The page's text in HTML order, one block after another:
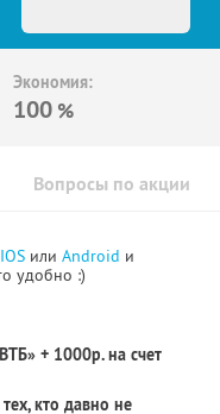
Экономия:
100 %
Вопросы по акции
IOS или Android и
удобно :)
+ 1000р. на счет
кто давно не